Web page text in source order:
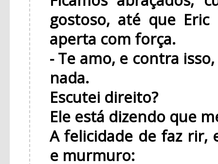
gostoso, até que
aperta com força.
- Te amo, e contra
nada.
Escutei direito?
Ele está dizendo que
A felicidade de faz rir,
e murmuro: